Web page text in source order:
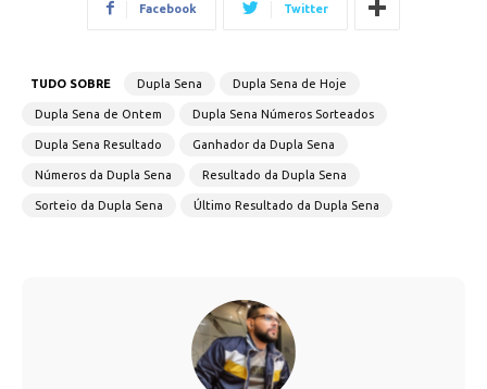
Facebook Twitter
TUDO SOBRE Dupla Sena Dupla Sena de Hoje
Dupla Sena de Ontem Dupla Sena Números Sorteados
Dupla Sena Resultado Ganhador da Dupla Sena
Números da Dupla Sena Resultado da Dupla Sena
Sorteio da Dupla Sena Último Resultado da Dupla Sena